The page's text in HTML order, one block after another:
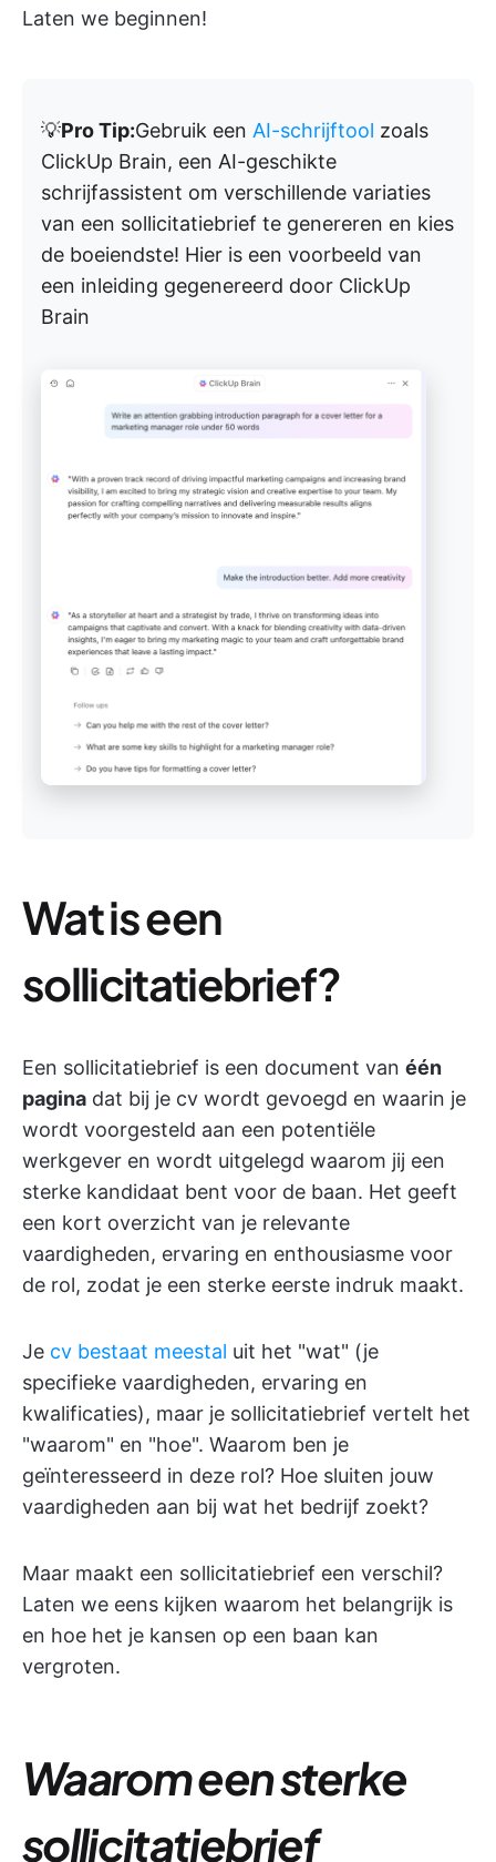
Laten we beginnen!
💡Pro Tip:Gebruik een AI-schrijftool zoals
ClickUp Brain, een AI-geschikte
schrijfassistent om verschillende variaties
van een sollicitatiebrief te genereren en kies
de boeiendste! Hier is een voorbeeld van
een inleiding gegenereerd door ClickUp
Brain
Wat is een
sollicitatiebrief?
Een sollicitatiebrief is een document van één
pagina dat bij je cv wordt gevoegd en waarin je
wordt voorgesteld aan een potentiële
werkgever en wordt uitgelegd waarom jij een
sterke kandidaat bent voor de baan. Het geeft
een kort overzicht van je relevante
vaardigheden, ervaring en enthousiasme voor
de rol, zodat je een sterke eerste indruk maakt.
Je cv bestaat meestal uit het "wat" (je
specifieke vaardigheden, ervaring en
kwalificaties), maar je sollicitatiebrief vertelt het
"waarom" en "hoe". Waarom ben je
geïnteresseerd in deze rol? Hoe sluiten jouw
vaardigheden aan bij wat het bedrijf zoekt?
Maar maakt een sollicitatiebrief een verschil?
Laten we eens kijken waarom het belangrijk is
en hoe het je kansen op een baan kan
vergroten.
Waarom een sterke
sollicitatiebrief